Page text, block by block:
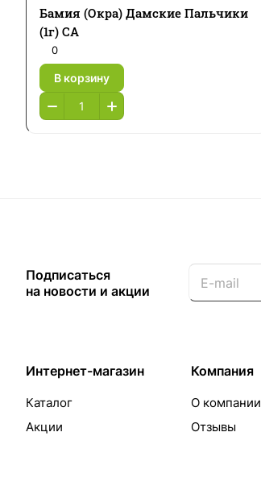
Бамия (Окра) Дамские Пальчики
(1г) СА
0
В корзину
Подписаться
на новости и акции
Интернет-магазин
Каталог
Акции
Компания
О компании
Отзывы